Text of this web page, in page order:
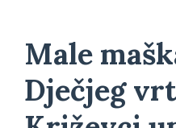
Male
Dječjeg